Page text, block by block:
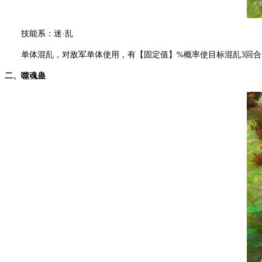
技能系：迷·乱
单体混乱，对敌军单体使用，有【固定值】%概率使目标混乱3回
二、噬魂蛊